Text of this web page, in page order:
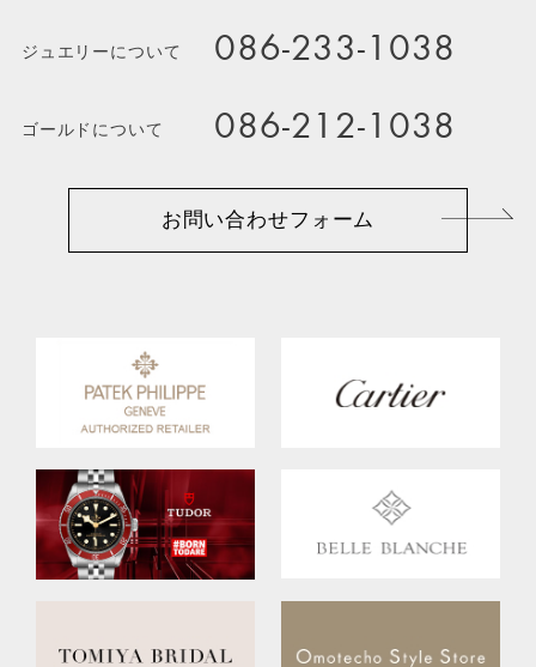
ジュエリーについて 086-233-1038
ゴールドについて 086-212-1038
お問い合わせフォーム